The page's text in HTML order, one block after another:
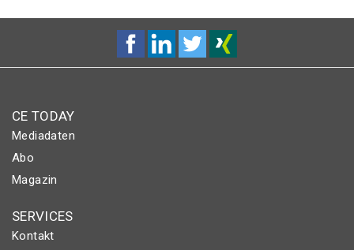
CE TODAY
Mediadaten
Abo
Magazin
SERVICES
Kontakt